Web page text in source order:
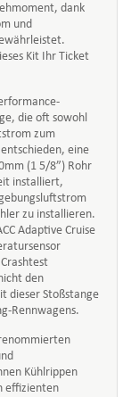
dank
und
Kit Ihr Ticket
die oft sowohl
zum
eine
(1 5/8”) Rohr
installiert,
zu installieren.
Adaptive Cruise
den
dieser Stoßstange
Rennwagens.
Kühlrippen
effizienten